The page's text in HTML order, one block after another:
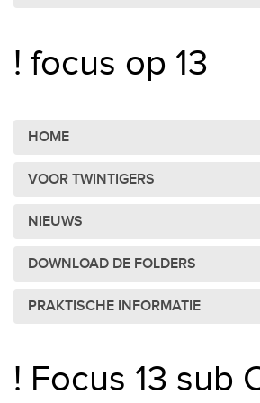
! focus op 13
HOME
VOOR TWINTIGERS
NIEUWS
DOWNLOAD DE FOLDERS
PRAKTISCHE INFORMATIE
! Focus 13 sub